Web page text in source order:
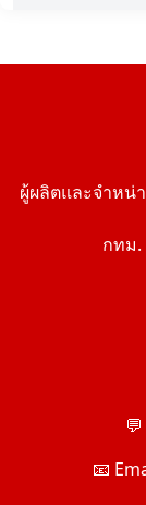
ผู้ผลิตและจำหน่
กทม.
📧